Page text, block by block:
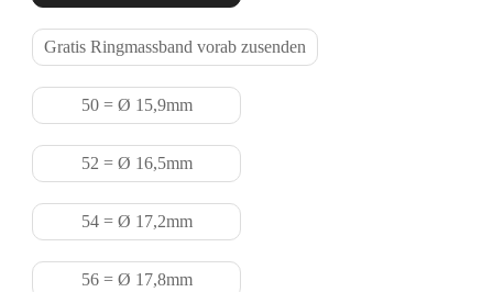
Gratis Ringmassband vorab zusenden
50 = Ø 15,9mm
52 = Ø 16,5mm
54 = Ø 17,2mm
56 = Ø 17,8mm